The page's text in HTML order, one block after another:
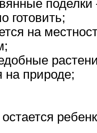
готовить;
на
природе;